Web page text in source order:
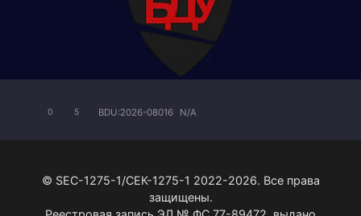
0 5 BDU:2026-08016 N/A
© SEC-1275-1/СЕК-1275-1 2022-2026. Все права
защищены.